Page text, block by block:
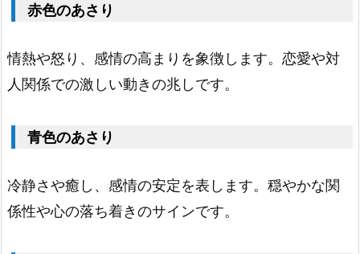
り
6.
銀
の
さ
り
赤色のあさり
情熱や怒り、感情の高まりを象徴します。恋愛や対
人関係での激しい動きの兆しです。
青色のあさり
冷静さや癒し、感情の安定を表します。穏やかな関
係性や心の落ち着きのサインです。